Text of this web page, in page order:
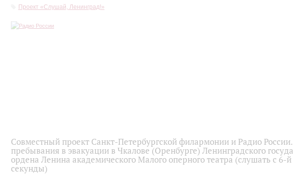
Проект «Слушай, Ленинград!»
Совместный проект Санкт-Петербургской филармонии и Радио
пребывания в эвакуации в Чкалове (Оренбурге) Ленинградского
ордена Ленина академического Малого оперного театра (слушать с 6-
секунды)